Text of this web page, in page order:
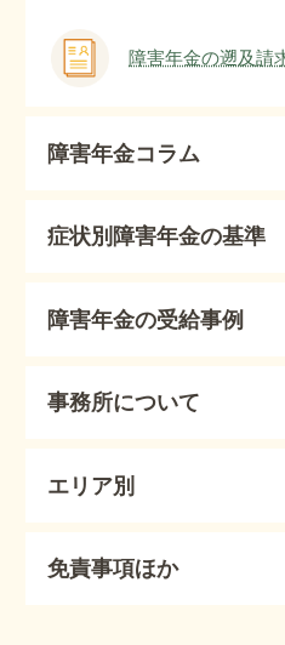
障害年金の遡及請
障害年金コラム
症状別障害年金の基準
障害年金の受給事例
事務所について
エリア別
免責事項ほか